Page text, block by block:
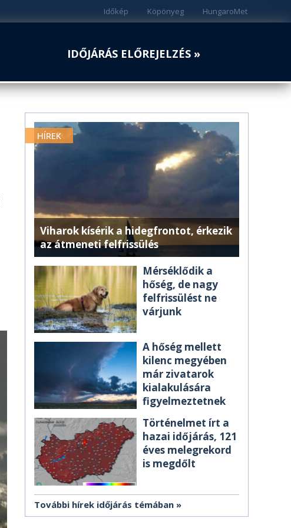
HungaroMet
Köpönyeg
Időkép
IDŐJÁRÁS ELŐREJELZÉS »
HÍREK
Viharok kísérik a hidegfrontot, érkezik
az átmeneti felfrissülés
Mérséklődik a
hőség, de nagy
felfrissülést ne
várjunk
A hőség mellett
kilenc megyében
már zivatarok
kialakulására
figyelmeztetnek
Történelmet írt a
hazai időjárás, 121
éves melegrekord
is megdőlt
További hírek időjárás témában